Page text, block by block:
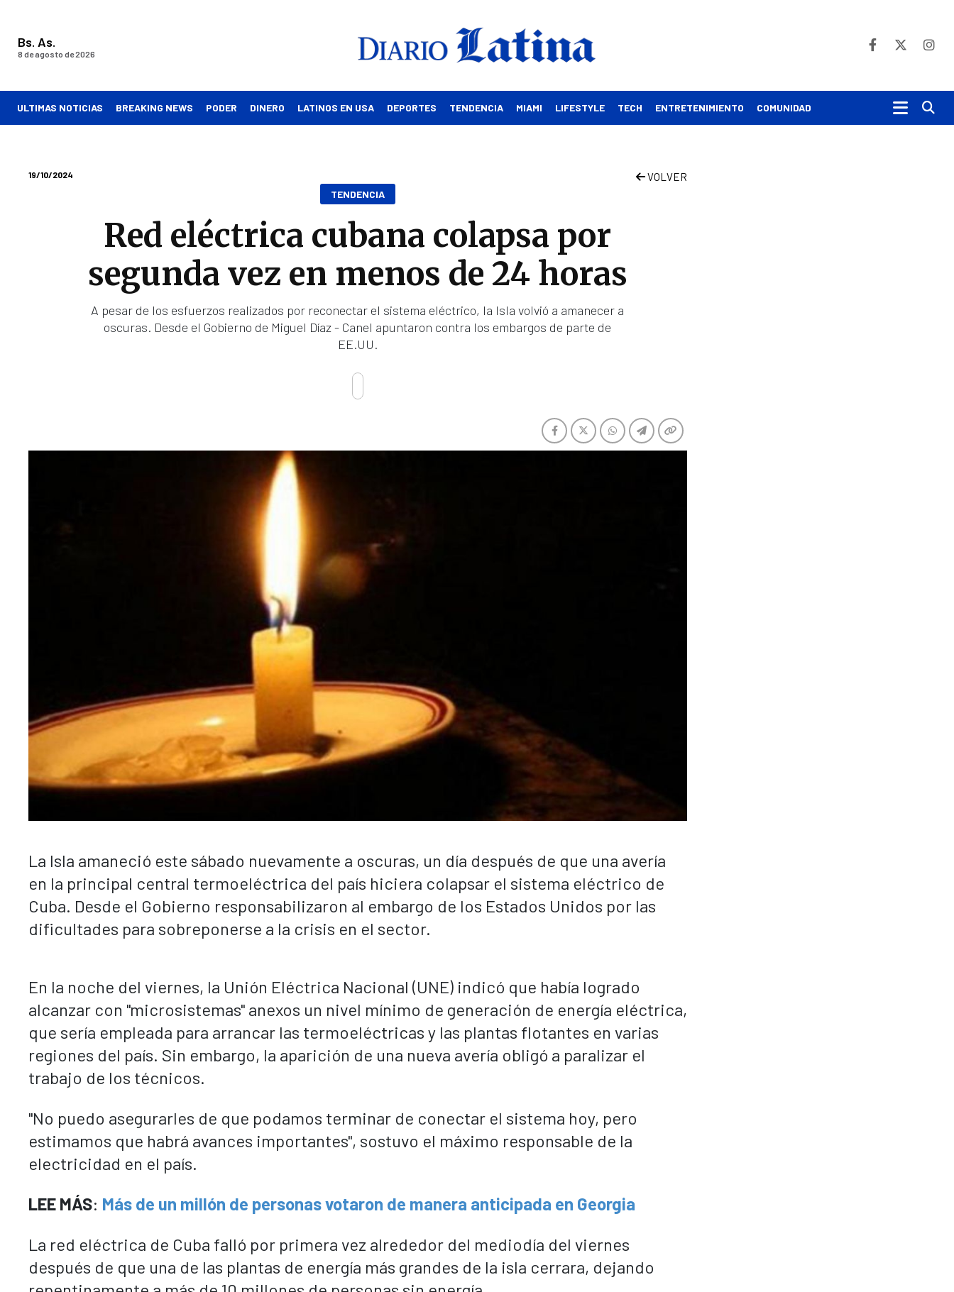
Bs. As.
8 de agosto de 2026
ULTIMAS NOTICIAS BREAKING NEWS PODER DINERO LATINOS EN USA DEPORTES TENDENCIA MIAMI LIFESTYLE TECH ENTRETENIMIENTO COMUNIDAD
19/10/2024 VOLVER
TENDENCIA
Red eléctrica cubana colapsa por
segunda vez en menos de 24 horas
A pesar de los esfuerzos realizados por reconectar el sistema eléctrico, la Isla volvió a amanecer a
oscuras. Desde el Gobierno de Miguel Díaz - Canel apuntaron contra los embargos de parte de
EE.UU.
La Isla amaneció este sábado nuevamente a oscuras, un día después de que una avería
en la principal central termoeléctrica del país hiciera colapsar el sistema eléctrico de
Cuba. Desde el Gobierno responsabilizaron al embargo de los Estados Unidos por las
dificultades para sobreponerse a la crisis en el sector.
En la noche del viernes, la Unión Eléctrica Nacional (UNE) indicó que había logrado
alcanzar con "microsistemas" anexos un nivel mínimo de generación de energía eléctrica,
que sería empleada para arrancar las termoeléctricas y las plantas flotantes en varias
regiones del país. Sin embargo, la aparición de una nueva avería obligó a paralizar el
trabajo de los técnicos.
"No puedo asegurarles de que podamos terminar de conectar el sistema hoy, pero
estimamos que habrá avances importantes", sostuvo el máximo responsable de la
electricidad en el país.
LEE MÁS: Más de un millón de personas votaron de manera anticipada en Georgia
La red eléctrica de Cuba falló por primera vez alrededor del mediodía del viernes
después de que una de las plantas de energía más grandes de la isla cerrara, dejando